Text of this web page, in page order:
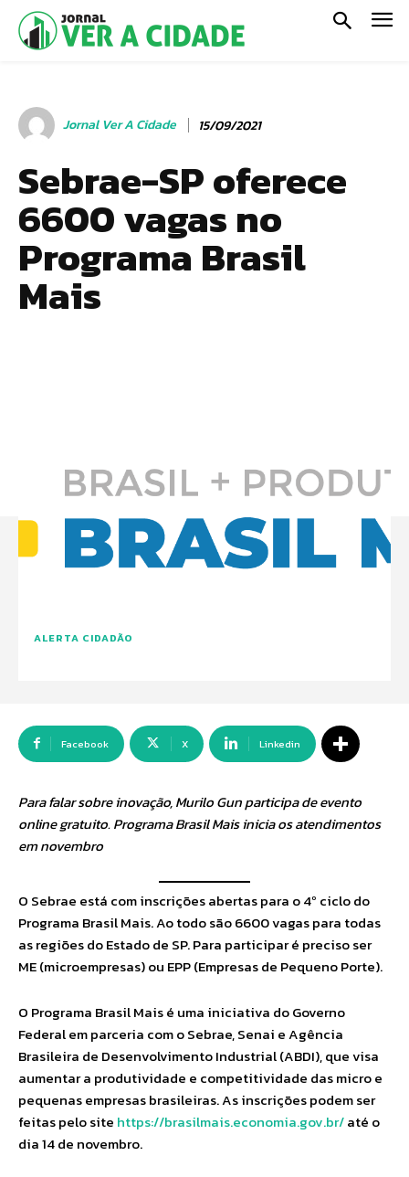
Jornal Ver A Cidade 15/09/2021
Sebrae-SP oferece
6600 vagas no
Programa Brasil
Mais
ALERTA CIDADÃO
Facebook X Linkedin
Para falar sobre inovação, Murilo Gun participa de evento
online gratuito. Programa Brasil Mais inicia os atendimentos
em novembro
O Sebrae está com inscrições abertas para o 4º ciclo do
Programa Brasil Mais. Ao todo são 6600 vagas para todas
as regiões do Estado de SP. Para participar é preciso ser
ME (microempresas) ou EPP (Empresas de Pequeno Porte).
O Programa Brasil Mais é uma iniciativa do Governo
Federal em parceria com o Sebrae, Senai e Agência
Brasileira de Desenvolvimento Industrial (ABDI), que visa
aumentar a produtividade e competitividade das micro e
pequenas empresas brasileiras. As inscrições podem ser
feitas pelo site https://brasilmais.economia.gov.br/até o
dia 14 de novembro.